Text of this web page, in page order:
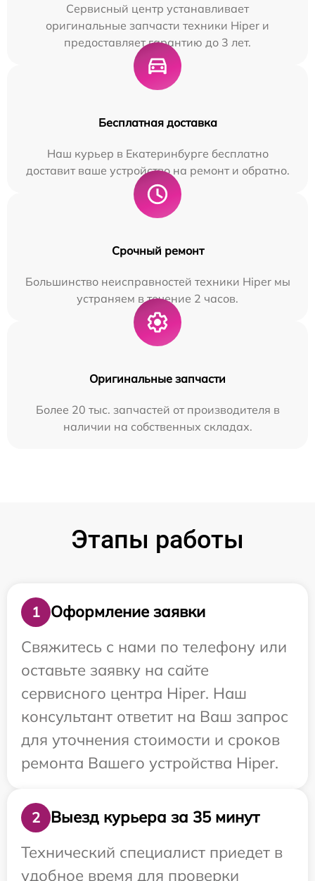
Сервисный центр устанавливает
оригинальные запчасти техники Hiper и
предоставляет гарантию до 3 лет.
Бесплатная доставка
Наш курьер в Екатеринбурге бесплатно
доставит ваше устройство на ремонт и обратно.
Срочный ремонт
Большинство неисправностей техники Hiper мы
устраняем в течение 2 часов.
Оригинальные запчасти
Более 20 тыс. запчастей от производителя в
наличии на собственных складах.
Этапы работы
1
Оформление заявки
Свяжитесь с нами по телефону или
оставьте заявку на сайте
сервисного центра Hiper. Наш
консультант ответит на Ваш запрос
для уточнения стоимости и сроков
ремонта Вашего устройства Hiper.
2
Выезд курьера за 35 минут
Технический специалист приедет в
удобное время для проверки